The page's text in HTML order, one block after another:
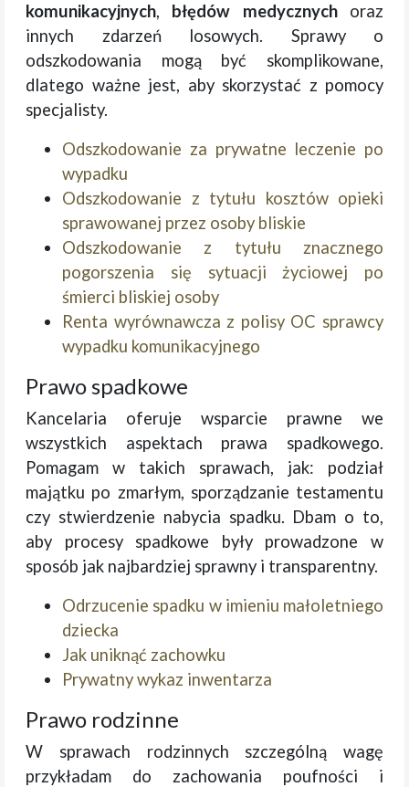
komunikacyjnych, błędów medycznychoraz
innych zdarzeń losowych. Sprawy o
odszkodowania mogą być skomplikowane,
dlatego ważne jest, aby skorzystać z pomocy
specjalisty.
Odszkodowanie za prywatne leczenie po
wypadku
Odszkodowanie z tytułu kosztów opieki
sprawowanej przez osoby bliskie
Odszkodowanie z tytułu znacznego
pogorszenia się sytuacji życiowej po
śmierci bliskiej osoby
Renta wyrównawcza z polisy OC sprawcy
wypadku komunikacyjnego
Prawo spadkowe
Kancelaria oferuje wsparcie prawne we
wszystkich aspektach prawa spadkowego.
Pomagam w takich sprawach, jak: podział
majątku po zmarłym, sporządzanie testamentu
czy stwierdzenie nabycia spadku. Dbam o to,
aby procesy spadkowe były prowadzone w
sposób jak najbardziej sprawny i transparentny.
Odrzucenie spadku w imieniu małoletniego
dziecka
Jak uniknąć zachowku
Prywatny wykaz inwentarza
Prawo rodzinne
W sprawach rodzinnych szczególną wagę
przykładam do zachowania poufności i